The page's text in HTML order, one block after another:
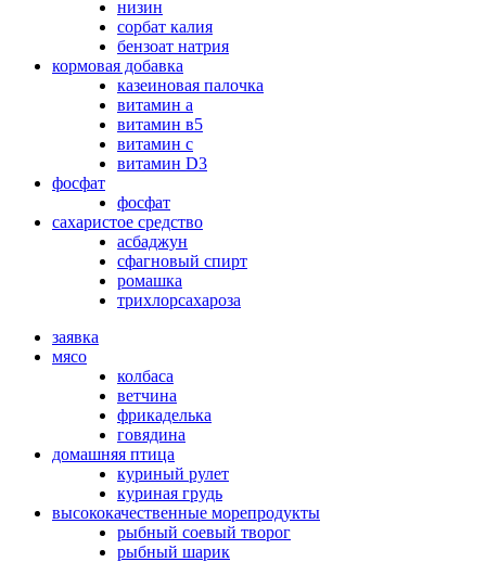
низин
сорбат калия
бензоат натрия
кормовая добавка
казеиновая палочка
витамин а
витамин в5
витамин с
витамин D3
фосфат
фосфат
сахаристое средство
асбаджун
сфагновый спирт
ромашка
трихлорсахароза
заявка
мясо
колбаса
ветчина
фрикаделька
говядина
домашняя птица
куриный рулет
куриная грудь
высококачественные морепродукты
рыбный соевый творог
рыбный шарик